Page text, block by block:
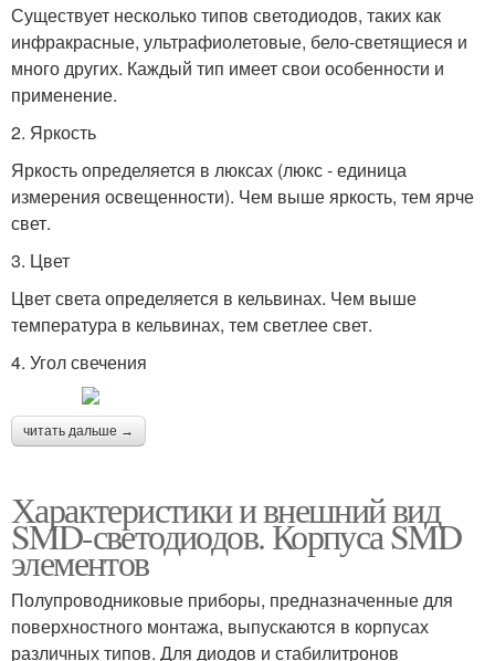
Существует несколько типов светодиодов, таких как
инфракрасные, ультрафиолетовые, бело-светящиеся и
много других. Каждый тип имеет свои особенности и
применение.
2. Яркость
Яркость определяется в люксах (люкс - единица
измерения освещенности). Чем выше яркость, тем ярче
свет.
3. Цвет
Цвет света определяется в кельвинах. Чем выше
температура в кельвинах, тем светлее свет.
4. Угол свечения
читать дальше →
Характеристики и внешний вид
SMD-светодиодов. Корпуса SMD
элементов
Полупроводниковые приборы, предназначенные для
поверхностного монтажа, выпускаются в корпусах
различных типов. Для диодов и стабилитронов